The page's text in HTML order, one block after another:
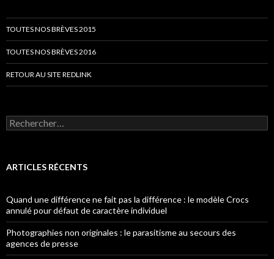
TOUTES NOS BRÈVES 2015
TOUTES NOS BRÈVES 2016
RETOUR AU SITE REDLINK
Rechercher :
ARTICLES RÉCENTS
Quand une différence ne fait pas la différence : le modèle Crocs
annulé pour défaut de caractère individuel
Photographies non originales : le parasitisme au secours des
agences de presse